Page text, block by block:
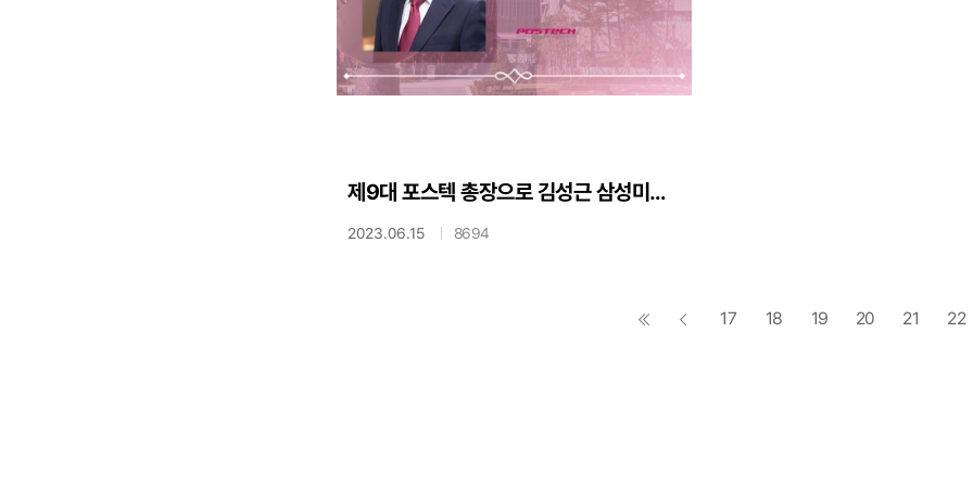
제9대 포스텍 총장으로 김성근 삼성미래기술육성재단 이사장 선임
2023.06.15 8694
17 18 19 20 21 22